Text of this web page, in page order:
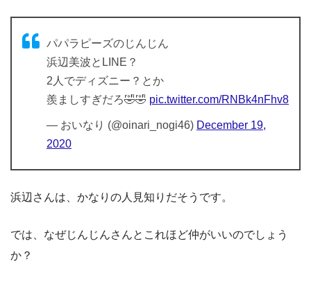
パパラピーズのじんじん
浜辺美波とLINE？
2人でディズニー？とか
羨ましすぎだろ🤣🤣 pic.twitter.com/RNBk4nFhv8
— おいなり (@oinari_nogi46) December 19,
2020
浜辺さんは、かなりの人見知りだそうです。
では、なぜじんじんさんとこれほど仲がいいのでしょう
か？